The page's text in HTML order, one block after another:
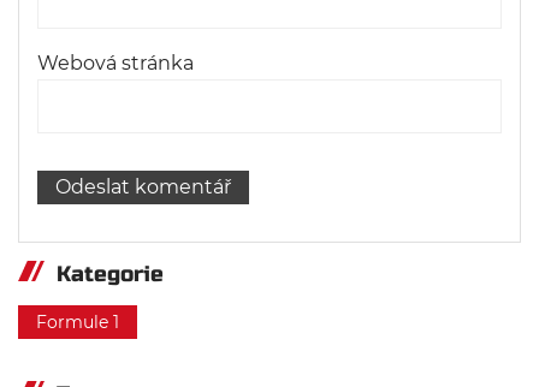
Webová stránka
Kategorie
Formule 1